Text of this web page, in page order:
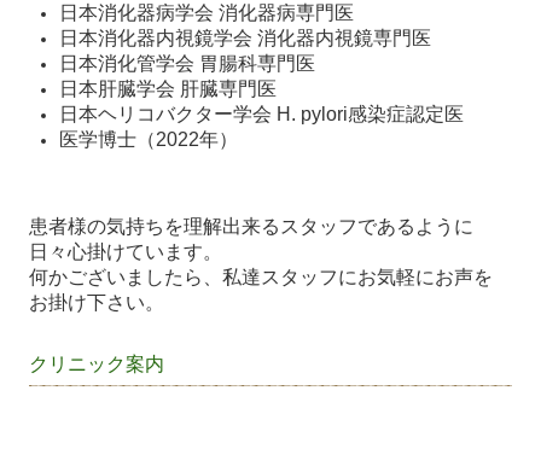
クリニック案内
日本消化器病学会 消化器病専門医
日本消化器内視鏡学会 消化器内視鏡専門医
日本消化管学会 胃腸科専門医
日本肝臓学会 肝臓専門医
日本ヘリコバクター学会 H. pylori感染症認定医
医学博士（2022年）
患者様の気持ちを理解出来るスタッフであるように
日々心掛けています。
何かございましたら、私達スタッフにお気軽にお声を
お掛け下さい。